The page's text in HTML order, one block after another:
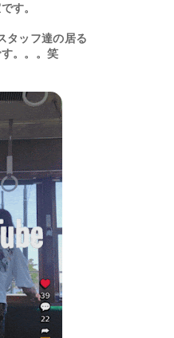
す。
タッフ達の居る
。。。笑